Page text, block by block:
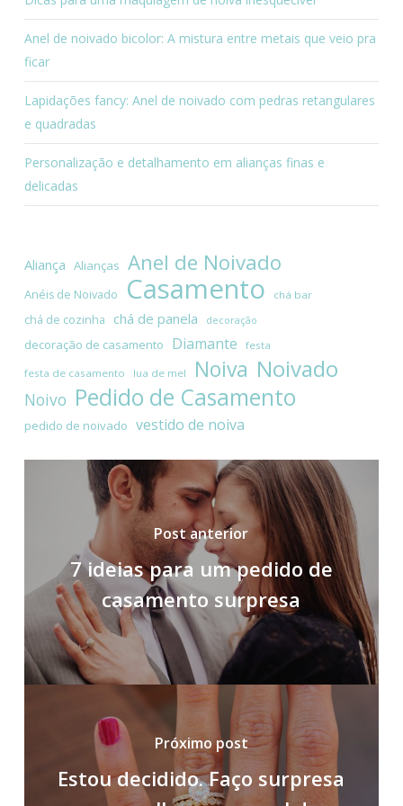
Anel de noivado bicolor: A mistura entre metais que veio pra
ficar
Lapidações fancy: Anel de noivado com pedras retangulares
e quadradas
Personalização e detalhamento em alianças finas e
delicadas
Aliança Alianças Anel de Noivado
Anéis de Noivado Casamento chá bar
chá de cozinha chá de panela decoração
decoração de casamento Diamante festa
festa de casamento lua de mel Noiva Noivado
Noivo Pedido de Casamento
pedido de noivado vestido de noiva
Post anterior
7 ideias para um pedido de
casamento surpresa
Próximo post
Estou decidido. Faço surpresa